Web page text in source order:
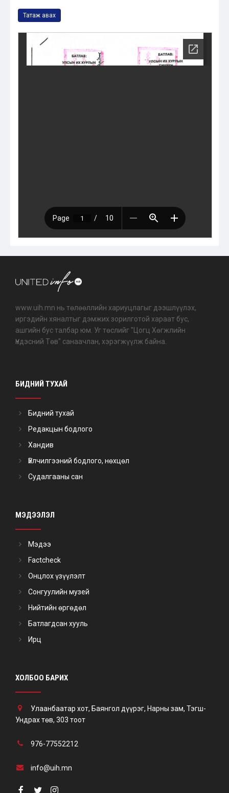
Татаж авах
www.uih.mn нь төлөөллийн хариуцлагыг дээшлүүлэх,
иргэдийн хяналтыг дэмжих зорилготой хараат бус,
ашгийн бус талбар юм. Уг төслийг "Цогц Хөгжлийн
Үндэсний Төв" санаачлан, хэрэгжүүлж байна.
БИДНИЙ ТУХАЙ
Бидний тухай
Редакцын бодлого
Хандив
Үйлчилгээний бодлого, нөхцөл
Судалгааны сан
МЭДЭЭЛЭЛ
Мэдээ
Factcheck
Онцлох үзүүлэлт
Сонгуулийн музей
Нийтийн өргөдөл
Батлагдсан хууль
Ирц
ХОЛБОО БАРИХ
Улаанбаатар хот, Баянгол дүүрэг, Нарны зам, Тэгш-
Ундрах төв, 303 тоот
976-77552212
info@uih.mn